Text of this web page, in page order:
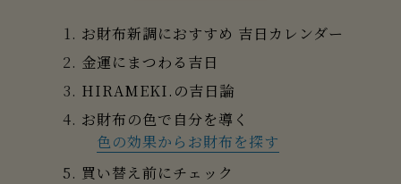
お財布新調におすすめ 吉日カレンダー
金運にまつわる吉日
HIRAMEKI.の吉日論
お財布の色で自分を導く
色の効果からお財布を探す
買い替え前にチェック